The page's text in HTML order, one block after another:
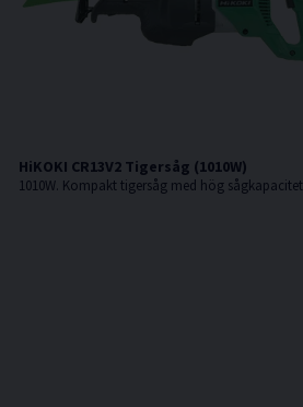
HiKOKI CR13V2 Tigersåg (1010W)